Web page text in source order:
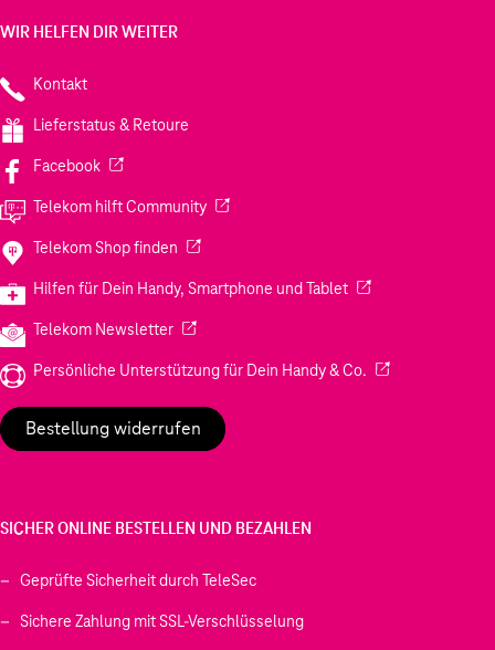
WIR HELFEN DIR WEITER
Kontakt
Lieferstatus & Retoure
Facebook(Wird in einem neuen Tab geöffnet)
Telekom hilft Community(Wird in einem neuen Tab geöffnet)
Telekom Shop finden (Wird in einem neuen Tab geöffnet)
Hilfen für Dein Handy, Smartphone und Tablet(Wird in einem
Telekom Newsletter(Wird in einem neuen Tab geöffnet)
Persönliche Unterstützung für Dein Handy & Co. (Wird in einem
Bestellung widerrufen
SICHER ONLINE BESTELLEN UND BEZAHLEN
Geprüfte Sicherheit durch TeleSec
Sichere Zahlung mit SSL-Verschlüsselung